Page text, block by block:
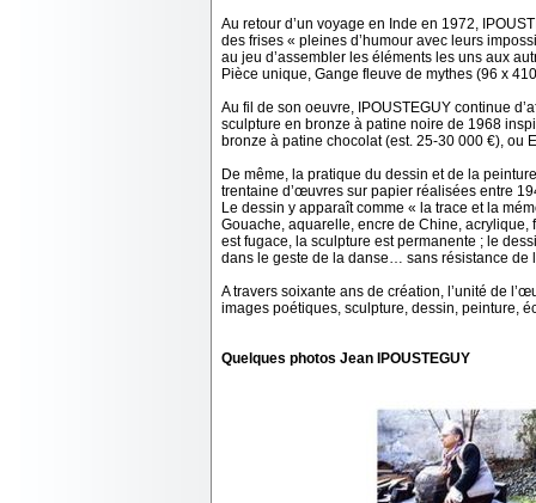
Au retour d’un voyage en Inde en 1972,
des frises « pleines d’humour avec leurs
au jeu d’assembler les éléments les uns aux
Pièce unique, Gange fleuve de mythes (96 x
Au fil de son oeuvre, IPOUSTEGUY continue
sculpture en bronze à patine noire de 1968
bronze à patine chocolat (est. 25-30 000 €), ou
De même, la pratique du dessin et de la
trentaine d’œuvres sur papier réalisées entre
Le dessin y apparaît comme « la trace et la
Gouache, aquarelle, encre de Chine,
est fugace, la sculpture est permanente ; le
dans le geste de la danse… sans résistance de
A travers soixante ans de création, l’unité de
images poétiques, sculpture, dessin, peinture,
Quelques photos Jean IPOUSTEGUY